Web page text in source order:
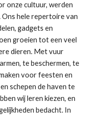
onze cultuur, werden
hele repertoire van
gadgets en
groeien tot een veel
dieren. Met vuur
te beschermen, te
voor feesten en
schepen de haven te
wij leren kiezen, en
bedacht. In